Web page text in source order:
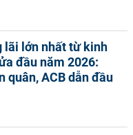
lãi lớn nhất từ kinh
đầu năm 2026:
quân, ACB dẫn đầu